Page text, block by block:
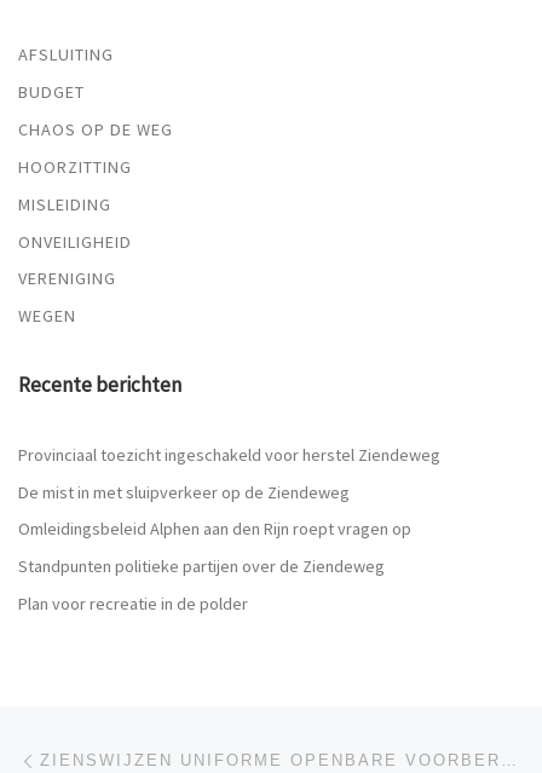
AFSLUITING
BUDGET
CHAOS OP DE WEG
HOORZITTING
MISLEIDING
ONVEILIGHEID
VERENIGING
WEGEN
Recente berichten
Provinciaal toezicht ingeschakeld voor herstel Ziendeweg
De mist in met sluipverkeer op de Ziendeweg
Omleidingsbeleid Alphen aan den Rijn roept vragen op
Standpunten politieke partijen over de Ziendeweg
Plan voor recreatie in de polder
ZIENSWIJZEN UNIFORME OPENBARE VOORBEREIDINGSPROCEDURE INGEDIEND